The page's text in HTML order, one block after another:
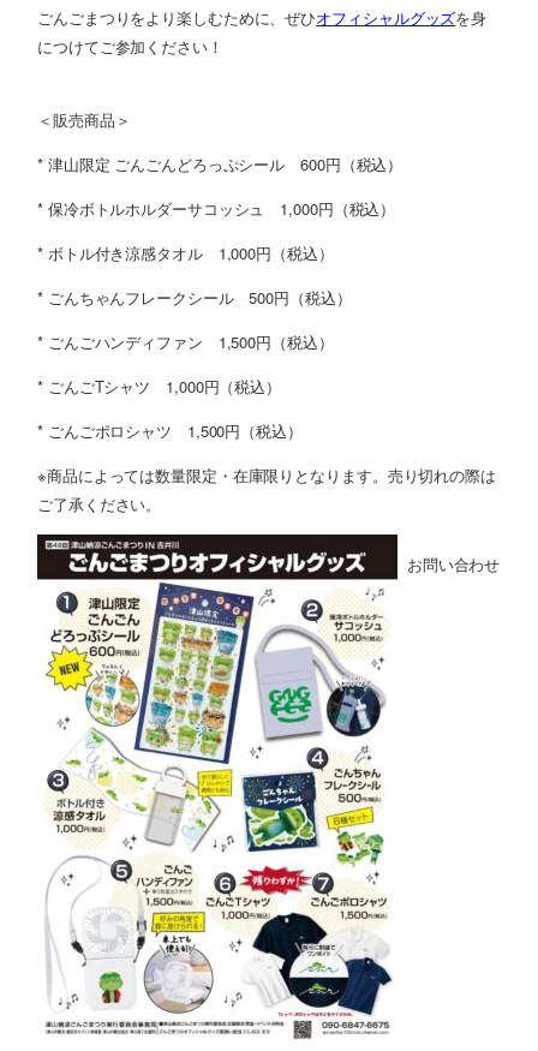
ごんごまつりをより楽しむために、ぜひオフィシャルグッズを身
につけてご参加ください！
＜販売商品＞
* 津山限定 ごんごんどろっぷシール 600円（税込）
* 保冷ボトルホルダーサコッシュ 1,000円（税込）
* ボトル付き涼感タオル 1,000円（税込）
* ごんちゃんフレークシール 500円（税込）
* ごんごハンディファン 1,500円（税込）
* ごんごTシャツ 1,000円（税込）
* ごんごポロシャツ 1,500円（税込）
※商品によっては数量限定・在庫限りとなります。売り切れの際は
ご了承ください。
お問い合わせ